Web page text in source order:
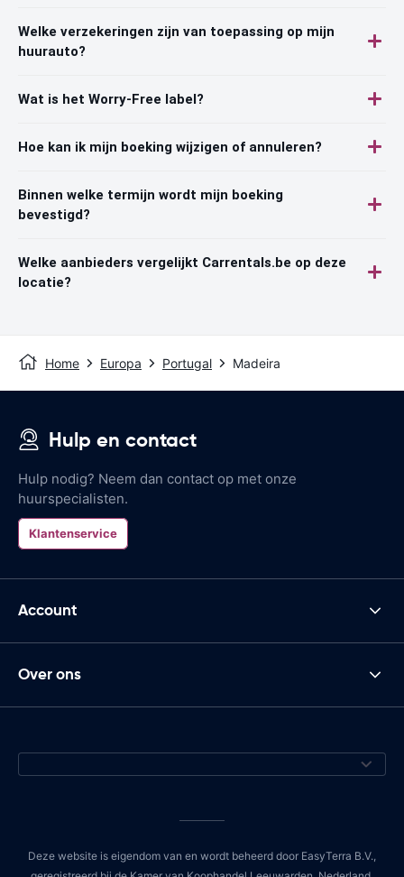
Welke verzekeringen zijn van toepassing op mijn
huurauto?
Wat is het Worry-Free label?
Hoe kan ik mijn boeking wijzigen of annuleren?
Binnen welke termijn wordt mijn boeking
bevestigd?
Welke aanbieders vergelijkt Carrentals.be op deze
locatie?
Home Europa Portugal Madeira
Hulp en contact
Hulp nodig? Neem dan contact op met onze
huurspecialisten.
Klantenservice
Account
Over ons
Deze website is eigendom van en wordt beheerd door EasyTerra B.V.,